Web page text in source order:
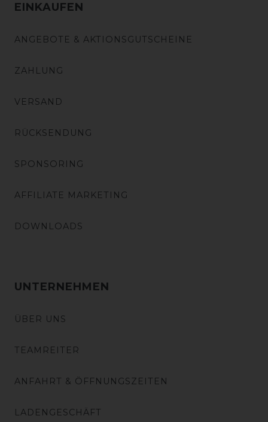
EINKAUFEN
ANGEBOTE & AKTIONSGUTSCHEINE
ZAHLUNG
VERSAND
RÜCKSENDUNG
SPONSORING
AFFILIATE MARKETING
DOWNLOADS
UNTERNEHMEN
ÜBER UNS
TEAMREITER
ANFAHRT & ÖFFNUNGSZEITEN
LADENGESCHÄFT